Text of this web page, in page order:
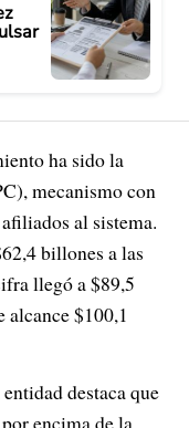
ha sido la
mecanismo con
al sistema.
billones a las
llegó a $89,5
alcance $100,1
destaca que
encima de la